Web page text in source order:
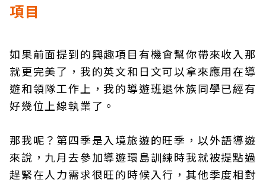
項目
如果前面提到的興趣項目有機會幫你帶來收入那
就更完美了，我的英文和日文可以拿來應用在導
遊和領隊工作上，我的導遊班退休族同學已經有
好幾位上線執業了。
那我呢？第四季是入境旅遊的旺季，以外語導遊
來說，九月去參加導遊環島訓練時我就被提點過
趕緊在人力需求很旺的時候入行，其他季度相對